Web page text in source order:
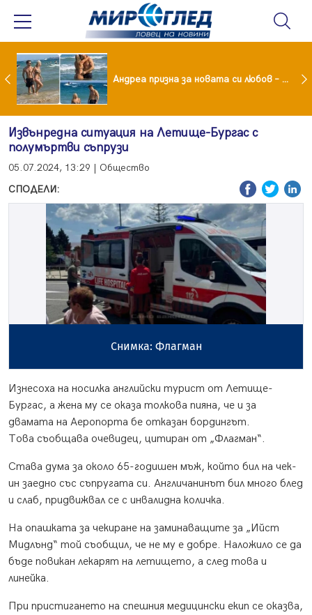
Драма вместо щастие: Звезда от "Татковци" е в болница с високорискова бременност Андреа призна за новата си любов – руснакът Игор
Извънредна ситуация на Летище-Бургас с
полумъртви съпрузи
05.07.2024, 13:29 | Общество
СПОДЕЛИ:
Снимка: Флагман
Изнесоха на носилка английски турист от Летище-
Бургас, а жена му се оказа толкова пияна, че и за
двамата на Аеропорта бе отказан бордингът.
Това съобщава очевидец, цитиран от „Флагман“.
Става дума за около 65-годишен мъж, който бил на чек-
ин заедно със съпругата си. Англичанинът бил много блед
и слаб, придвижвал се с инвалидна количка.
На опашката за чекиране на заминаващите за „Ийст
Мидлънд“ той съобщил, че не му е добре. Наложило се да
бъде повикан лекарят на летището, а след това и
линейка.
При пристигането на спешния медицински екип се оказва,